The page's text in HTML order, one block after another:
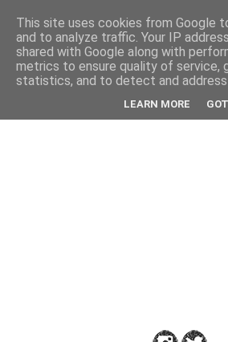
This site uses cookies from Google
and to analyze traffic. Your IP
shared with Google along with
metrics to ensure quality of service,
statistics, and to detect and address
LEARN MORE